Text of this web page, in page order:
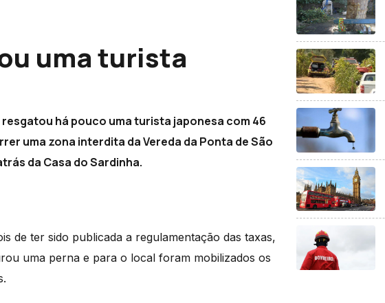
uma turista
há pouco uma turista japonesa com 46
uma zona interdita da Vereda da Ponta de São
da Casa do Sardinha.
de ter sido publicada a regulamentação das taxas,
uma perna e para o local foram mobilizados os